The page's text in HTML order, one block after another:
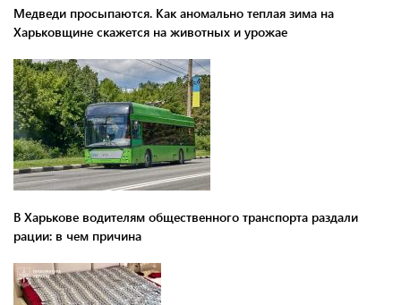
Медведи просыпаются. Как аномально теплая зима на
Харьковщине скажется на животных и урожае
В Харькове водителям общественного транспорта раздали
рации: в чем причина